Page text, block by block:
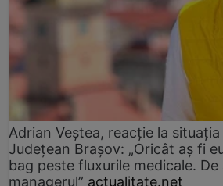
Adrian Veștea, reacție la
Județean Brașov: „Oricât aș fi
bag peste fluxurile medicale.
managerul” actualitate.net